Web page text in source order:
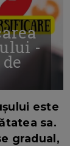
-
este
sa.
gradual,